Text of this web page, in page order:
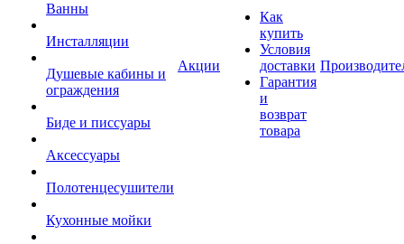
Ванны
Инсталляции
Душевые кабины и
ограждения
Биде и писсуары
Аксессуары
Полотенцесушители
Кухонные мойки
Акции
Как
купить
Условия
доставки
Гарантия
и
возврат
товара